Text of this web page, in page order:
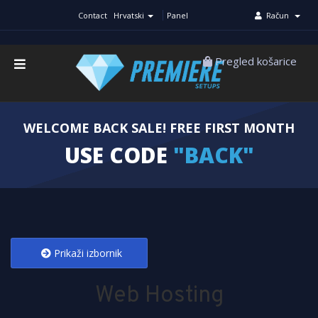
Contact Hrvatski Panel Račun
Pregled košarice
WELCOME BACK SALE! FREE FIRST MONTH
USE CODE "BACK"
Prikaži izbornik
Web Hosting